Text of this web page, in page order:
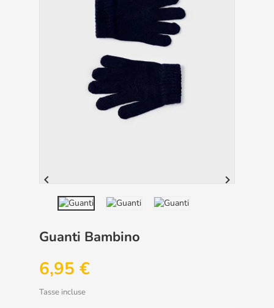
 
Guanti Bambino
6,95 €
Tasse incluse